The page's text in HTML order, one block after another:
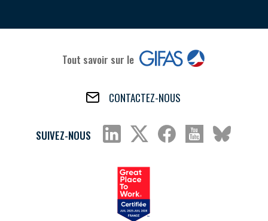
Tout savoir sur le
CONTACTEZ-NOUS
SUIVEZ-NOUS